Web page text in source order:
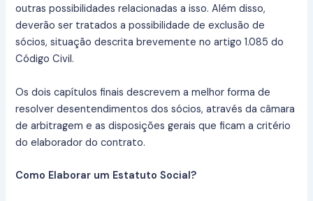
outras possibilidades relacionadas a isso. Além disso,
deverão ser tratados a possibilidade de exclusão de
sócios, situação descrita brevemente no artigo 1.085 do
Código Civil.
Os dois capítulos finais descrevem a melhor forma de
resolver desentendimentos dos sócios, através da câmara
de arbitragem e as disposições gerais que ficam a critério
do elaborador do contrato.
Como Elaborar um Estatuto Social?